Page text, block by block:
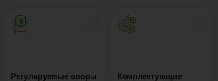
Регулируемые опоры Комплектующие